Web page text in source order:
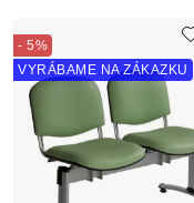
- 5%
VYRÁBAME NA ZÁKAZKU